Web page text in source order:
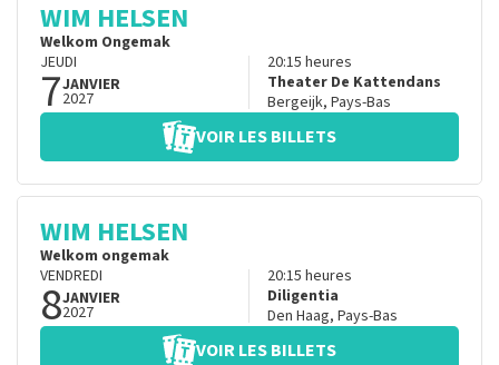
WIM HELSEN
Welkom Ongemak
JEUDI
7JANVIER
2027
20:15 heures
Theater De Kattendans
Bergeijk, Pays-Bas
VOIR LES BILLETS
WIM HELSEN
Welkom ongemak
VENDREDI
8JANVIER
2027
20:15 heures
Diligentia
Den Haag, Pays-Bas
VOIR LES BILLETS